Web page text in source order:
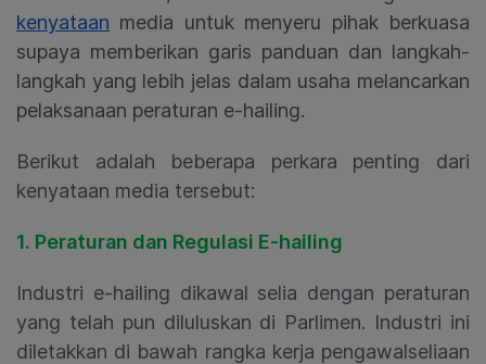
kenyataan media untuk menyeru pihak berkuasa
supaya memberikan garis panduan dan langkah-
langkah yang lebih jelas dalam usaha melancarkan
pelaksanaan peraturan e-hailing.
Berikut adalah beberapa perkara penting dari
kenyataan media tersebut:
1. Peraturan dan Regulasi E-hailing
Industri e-hailing dikawal selia dengan peraturan
yang telah pun diluluskan di Parlimen. Industri ini
diletakkan di bawah rangka kerja pengawalseliaan